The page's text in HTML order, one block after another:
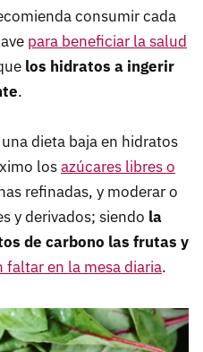
consumir cada
para beneficiar la salud
los hidratos a ingerir
.
dieta baja en hidratos
losazúcares libres o
refinadas, y moderar o
y derivados; siendo la
de carbono las frutas y
faltar en la mesa diaria.